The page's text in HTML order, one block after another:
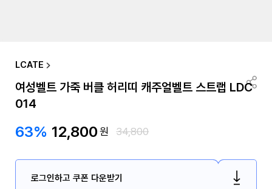
LCATE
여성벨트 가죽 버클 허리띠 캐주얼벨트 스트랩 LDC
014
63% 12,800원 34,800
로그인하고 쿠폰 다운받기